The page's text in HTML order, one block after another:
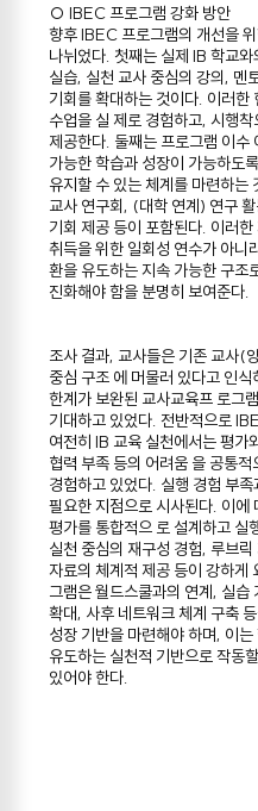
○ IBEC 프로그램 강화 방안
향후 IBEC 프로그램의 개선을
나뉘었다. 첫째는 실제 IB 학교
실습, 실천 교사 중심의 강의, 멘
기회를 확대하는 것이다. 이러한
수업을 실 제로 경험하고, 시행
제공한다. 둘째는 프로그램 이수
가능한 학습과 성장이 가능하도
유지할 수 있는 체계를 마련하는
교사 연구회, (대학 연계) 연구
기회 제공 등이 포함된다. 이러
취득을 위한 일회성 연수가 아니
환을 유도하는 지속 가능한 구조
진화해야 함을 분명히 보여준다.
조사 결과, 교사들은 기존 교사(
중심 구조 에 머물러 있다고 인
한계가 보완된 교사교육프 로그
기대하고 있었다. 전반적으로
여전히 IB 교육 실천에서는 평가
협력 부족 등의 어려움 을 공통적
경험하고 있었다. 실행 경험 부
필요한 지점으로 시사된다. 이
평가를 통합적으 로 설계하고 실
실천 중심의 재구성 경험, 루브
자료의 체계적 제공 등이 강하
그램은 월드스쿨과의 연계, 실습
확대, 사후 네트워크 체계 구축
성장 기반을 마련해야 하며, 이
유도하는 실천적 기반으로 작동
있어야 한다.